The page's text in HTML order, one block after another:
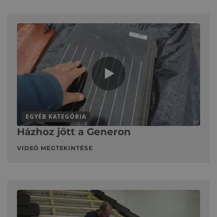
EGYÉB KATEGÓRIA
Házhoz jött a Generon
VIDEÓ MEGTEKINTÉSE